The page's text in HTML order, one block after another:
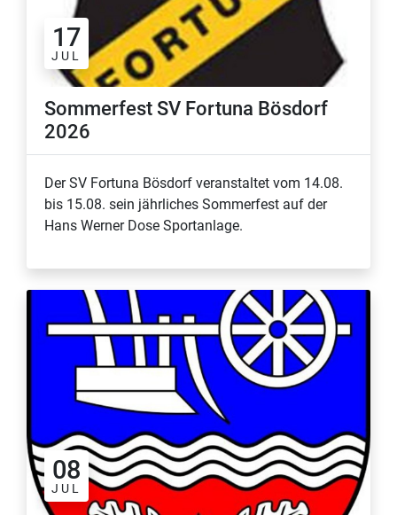
17
JUL
Sommerfest SV Fortuna Bösdorf
2026
Der SV Fortuna Bösdorf veranstaltet vom 14.08.
bis 15.08. sein jährliches Sommerfest auf der
Hans Werner Dose Sportanlage.
08
JUL